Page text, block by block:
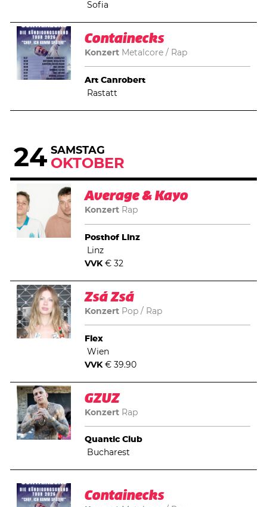
Sofia
Containecks
Konzert Metalcore Rap
Art Canrobert
Rastatt
24 SAMSTAG
OKTOBER
Average & Kayo
Konzert Rap
Posthof Linz
Linz
VVK€ 32
Zsá Zsá
Konzert Pop Rap
Flex
Wien
VVK€ 39.90
GZUZ
Konzert Rap
Quantic Club
Bucharest
Containecks